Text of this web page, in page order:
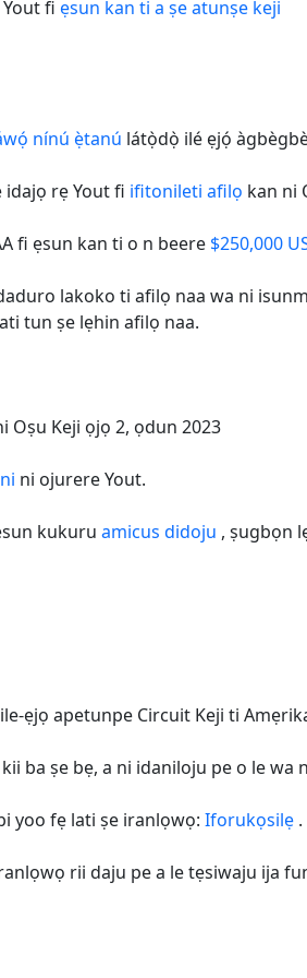
fi ẹsun kan ti a ṣe atunṣe keji
nínú ẹ̀tanú látọ̀dọ̀ ilé ẹjọ́
idajọ rẹ Yout fi ifitonileti afilọ kan ni
fi ẹsun kan ti o n beere $250,000
lakoko ti afilọ naa wa ni
tun ṣe lẹhin afilọ naa.
Oṣu Keji ọjọ 2, ọdun 2023
ni ojurere Yout.
kukuru amicus didoju , ṣugbọn
ẹjọ apetunpe Circuit Keji ti
ba ṣe bẹ, a ni idaniloju pe o le
yoo fẹ lati ṣe iranlọwọ: Iforukọsilẹ .
rii daju pe a le tẹsiwaju ija